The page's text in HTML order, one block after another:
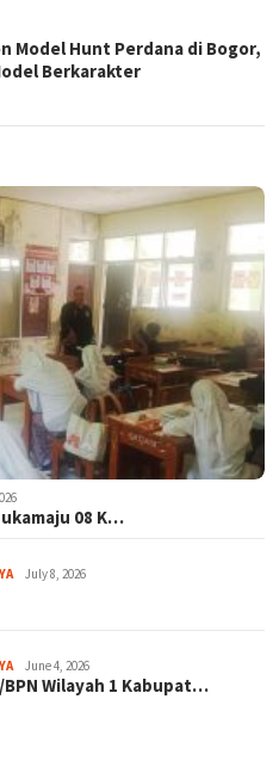
Model Hunt Perdana di Bogor,
Berkarakter
08 K…
July 8, 2026
June 4, 2026
Wilayah 1 Kabupat…